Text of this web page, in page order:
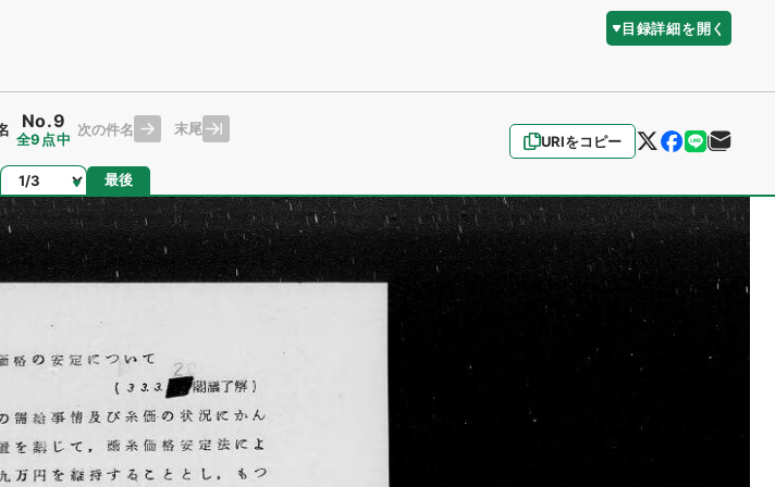
目録詳細を開く
URIをコピー
No.9
全9点中
次の件名 末尾
ページ 最後